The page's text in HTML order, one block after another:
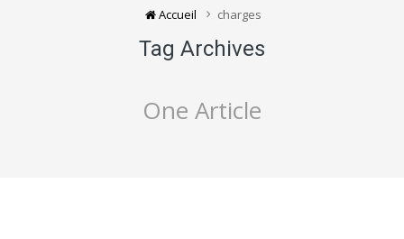
Accueil charges
Tag Archives
One Article